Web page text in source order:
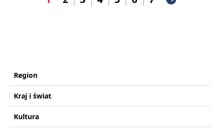
Region
Kraj i świat
Kultura